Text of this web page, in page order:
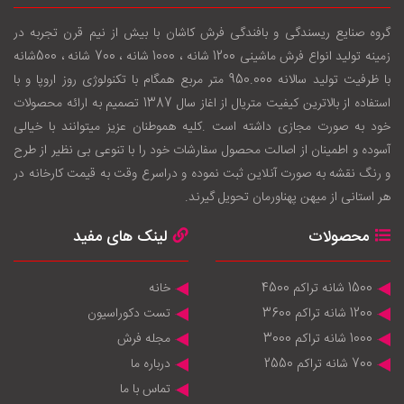
گروه صنایع ریسندگی و بافندگی فرش کاشان با بيش از نيم قرن تجربه در
زمينه توليد انواع فرش ماشینی 1200 شانه ، 1000 شانه ، 700 شانه ، 500شانه
با ظرفيت توليد سالانه 950.000 متر مربع همگام با تکنولوژی روز اروپا و با
استفاده از بالاترين کيفيت متريال از اغاز سال 1387 تصميم به ارائه محصولات
خود به صورت مجازی داشته است .کليه هموطنان عزيز ميتوانند با خيالی
آسوده و اطمينان از اصالت محصول سفارشات خود را با تنوعی بی نظير از طرح
و رنگ نقشه به صورت آنلاين ثبت نموده و دراسرع وقت به قيمت کارخانه در
هر استانی از ميهن پهناورمان تحويل گيرند.
محصولات
1500 شانه تراکم 4500
1200 شانه تراکم 3600
1000 شانه تراکم 3000
700 شانه تراکم 2550
لینک های مفید
خانه
تست دکوراسیون
مجله فرش
درباره ما
تماس با ما